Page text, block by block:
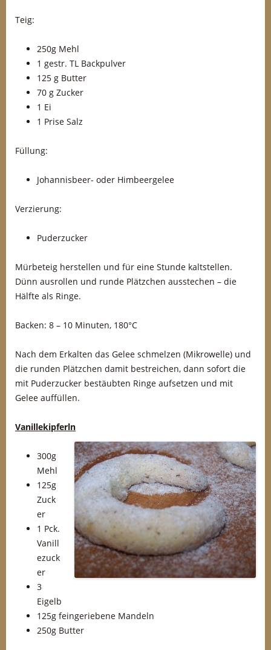
Teig:
250g Mehl
1 gestr. TL Backpulver
125 g Butter
70 g Zucker
1 Ei
1 Prise Salz
Füllung:
Johannisbeer- oder Himbeergelee
Verzierung:
Puderzucker
Mürbeteig herstellen und für eine Stunde kaltstellen.
Dünn ausrollen und runde Plätzchen ausstechen – die
Hälfte als Ringe.
Backen: 8 – 10 Minuten, 180°C
Nach dem Erkalten das Gelee schmelzen (Mikrowelle) und
die runden Plätzchen damit bestreichen, dann sofort die
mit Puderzucker bestäubten Ringe aufsetzen und mit
Gelee auffüllen.
Vanillekipferln
300g
Mehl
125g
Zuck
er
1 Pck.
Vanill
ezuck
er
3
Eigelb
125g feingeriebene Mandeln
250g Butter